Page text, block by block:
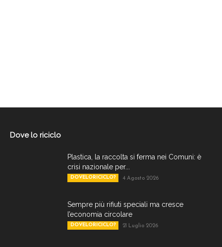
Dove lo riciclo
Plastica, la raccolta si ferma nei Comuni: è
crisi nazionale per...
DOVELORICICLO? 4 Agosto 2026
Sempre più rifiuti speciali ma cresce
l’economia circolare
DOVELORICICLO? 21 Luglio 2026